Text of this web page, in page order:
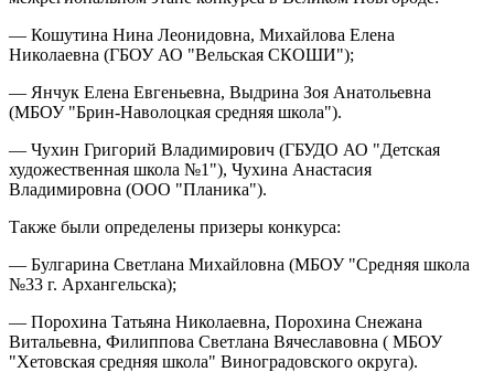
— Кошутина Нина Леонидовна, Михайлова Елена
Николаевна (ГБОУ АО "Вельская СКОШИ");
— Янчук Елена Евгеньевна, Выдрина Зоя Анатольевна
(МБОУ "Брин-Наволоцкая средняя школа").
— Чухин Григорий Владимирович (ГБУДО АО "Детская
художественная школа №1"), Чухина Анастасия
Владимировна (ООО "Планика").
Также были определены призеры конкурса:
— Булгарина Светлана Михайловна (МБОУ "Средняя школа
№33 г. Архангельска);
— Порохина Татьяна Николаевна, Порохина Снежана
Витальевна, Филиппова Светлана Вячеславовна ( МБОУ
"Хетовская средняя школа" Виноградовского округа).